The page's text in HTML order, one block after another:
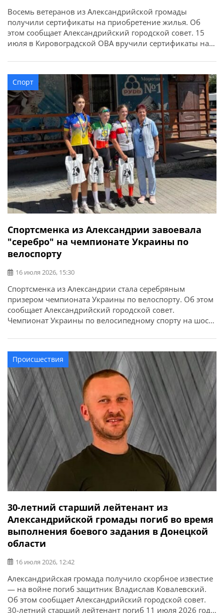
Восемь ветеранов из Александрийской громады
получили сертификаты на приобретение жилья. Об
этом сообщает Александрийский городской совет. 15
июля в Кировоградской ОВА вручили сертификаты на
рамках государственной программы. Из
Александрийской громады сертификаты получили
восемь участников боевых действий, ветеранов:
Валерий Полунин, Владимир Самойлов, Андрей
Радченко, Владимир Каменецкий, Михаил […]
Спорт
Спортсменка из Александрии завоевала
"серебро" на чемпионате Украины по
велоспорту
16 июля 2026, 15:30
Спортсменка из Александрии стала серебряным
призером чемпионата Украины по велоспорту. Об этом
сообщает Александрийский городской совет.
Чемпионат Украины по велосипедному спорту на шоссе
Каменец-Подольский. Сильнейшие спортсмены из
девяти областей Украины соревновались за звание
чемпионов Украины в индивидуальной гонке на время
и групповой гонке. Александрию представила
воспитанница отделения велоспорта […]
Происшествия
30-летний старший лейтенант из
Александрийской громады погиб во время
выполнения боевого задания в Донецкой
области
16 июля 2026, 12:42
Александрийская громада получило скорбное известие
— на войне погиб защитник Владислав Ковалевский.
Об этом сообщает Александрийский городской совет.
30-летний старший лейтенант погиб 11 июля 2026 года